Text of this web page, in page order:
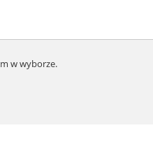
w wyborze.